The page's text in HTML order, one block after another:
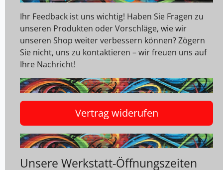
Ihr Feedback ist uns wichtig! Haben Sie Fragen zu
unseren Produkten oder Vorschläge, wie wir
unseren Shop weiter verbessern können? Zögern
Sie nicht, uns zu kontaktieren – wir freuen uns auf
Ihre Nachricht!
Vertrag widerufen
Unsere Werkstatt-Öffnungszeiten